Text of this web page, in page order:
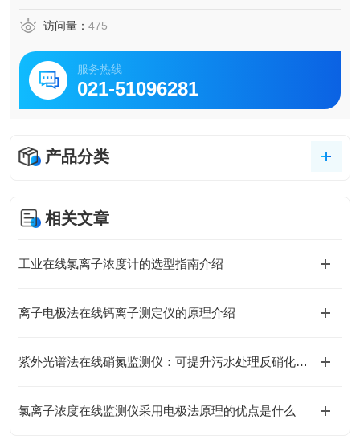
访问量： 475
服务热线
021-51096281
产品分类
相关文章
工业在线氯离子浓度计的选型指南介绍
离子电极法在线钙离子测定仪的原理介绍
紫外光谱法在线硝氮监测仪：可提升污水处理反硝化生物脱氮效率
氯离子浓度在线监测仪采用电极法原理的优点是什么